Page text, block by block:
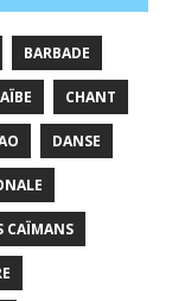
BARBADE
CHANT
DANSE
CAÏMANS